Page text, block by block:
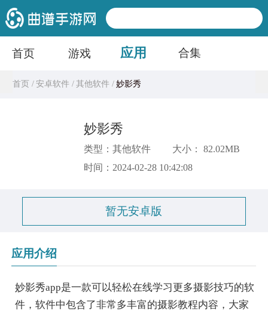
首页 游戏 应用 合集
首页 /安卓软件 /其他软件 /妙影秀
妙影秀
类型：其他软件
大小： 82.02MB
时间：2024-02-28 10:42:08
暂无安卓版
应用介绍
妙影秀app是一款可以轻松在线学习更多摄影技巧的软
件，软件中包含了非常多丰富的摄影教程内容，大家